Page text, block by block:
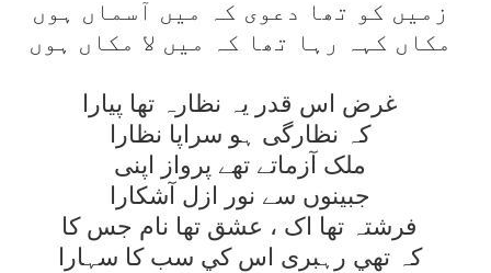
زميں کو تھا دعوی کہ ميں آسماں ہوں
مکاں کہہ رہا تھا کہ ميں لا مکاں ہوں
غرض اس قدر يہ نظارہ تھا پيارا
کہ نظارگی ہو سراپا نظارا
ملک آزماتے تھے پرواز اپنی
جبينوں سے نور ازل آشکارا
فرشتہ تھا اک ، عشق تھا نام جس کا
کہ تھي رہبری اس کي سب کا سہارا